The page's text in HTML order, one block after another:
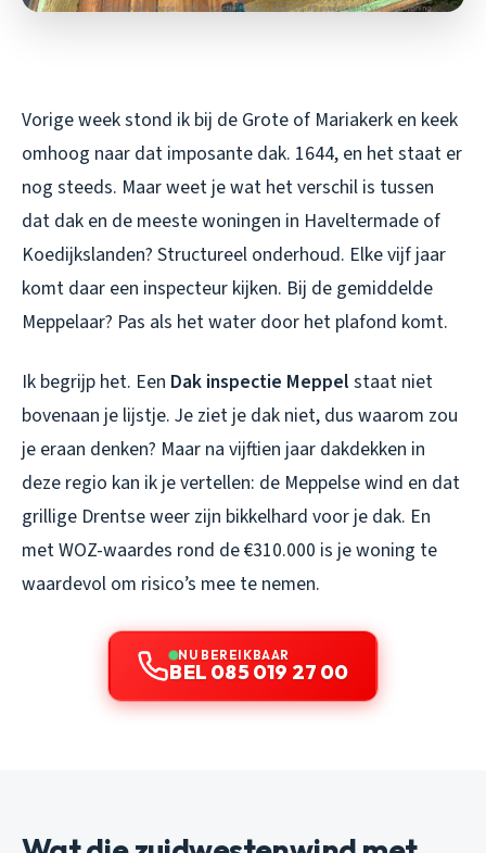
Vorige week stond ik bij de Grote of Mariakerk en keek
omhoog naar dat imposante dak. 1644, en het staat er
nog steeds. Maar weet je wat het verschil is tussen
dat dak en de meeste woningen in Haveltermade of
Koedijkslanden? Structureel onderhoud. Elke vijf jaar
komt daar een inspecteur kijken. Bij de gemiddelde
Meppelaar? Pas als het water door het plafond komt.
Ik begrijp het. Een Dak inspectie Meppel staat niet
bovenaan je lijstje. Je ziet je dak niet, dus waarom zou
je eraan denken? Maar na vijftien jaar dakdekken in
deze regio kan ik je vertellen: de Meppelse wind en dat
grillige Drentse weer zijn bikkelhard voor je dak. En
met WOZ-waardes rond de €310.000 is je woning te
waardevol om risico’s mee te nemen.
NU BEREIKBAAR
BEL 085 019 27 00